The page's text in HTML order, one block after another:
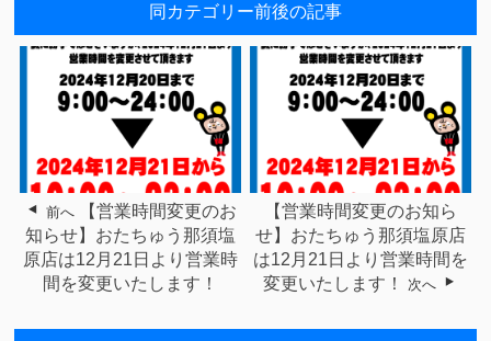
同カテゴリー前後の記事
前へ
【営業時間変更のお
知らせ】おたちゅう那須塩
原店は12月21日より営業時
間を変更いたします！
【営業時間変更のお知ら
せ】おたちゅう那須塩原店
は12月21日より営業時間を
変更いたします！
次へ